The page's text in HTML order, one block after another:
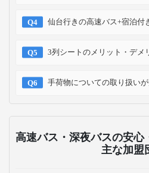
仙台行きの高速バス+宿泊付
3列シートのメリット・デメ
手荷物についての取り扱いが
高速バス・深夜バスの安心
主な加盟